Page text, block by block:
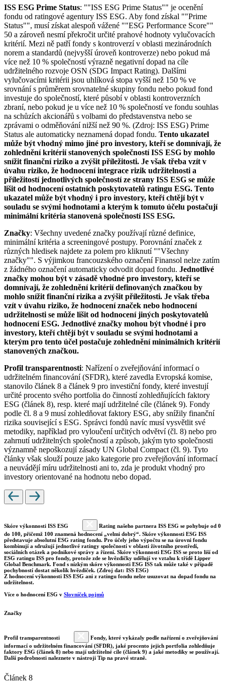
ISS ESG Prime Status: ""ISS ESG Prime Status"" je ocenění
fondu od ratingové agentury ISS ESG. Aby fond získal ""Prime
Status"", musí získat alespoň vážené ""ESG Performance Score""
50 a zároveň nesmí překročit určité prahové hodnoty vylučovacích
kritérií. Mezi ně patří fondy s kontroverzí v oblasti mezinárodních
norem a standardů (nejvyšší úroveň kontroverze) nebo pokud má
více než 10 % společností výrazně negativní dopad na cíle
udržitelného rozvoje OSN (SDG Impact Rating). Dalšími
vylučovacími kritérii jsou uhlíková stopa vyšší než 150 % ve
srovnání s průměrem srovnatelné skupiny fondu nebo pokud fond
investuje do společností, které působí v oblasti kontroverzních
zbraní, nebo pokud je u více než 10 % společností ve fondu souhlas
na schůzích akcionářů s volbami do představenstva nebo se
zprávami o odměňování nižší než 90 %. (Zdroj: ISS ESG) Prime
Status ale automaticky neznamená dopad fondu. Tento ukazatel
může být vhodný mimo jiné pro investory, kteří se domnívají, že
zohlednění kritérií stanovených společností ISS ESG by mohlo
snížit finanční riziko a zvýšit příležitosti. Je však třeba vzít v
úvahu riziko, že hodnocení integrace rizik udržitelnosti a
příležitostí jednotlivých společností ze strany ISS ESG se může
lišit od hodnocení ostatních poskytovatelů ratingu ESG. Tento
ukazatel může být vhodný i pro investory, kteří chtějí být v
souladu se svými hodnotami a kterým k tomuto účelu postačují
minimální kritéria stanovená společností ISS ESG.
Značky: Všechny uvedené značky používají různé definice,
minimální kritéria a screeningové postupy. Porovnání značek z
různých hledisek najdete za polem pro kliknutí ""Všechny
značky"". S výjimkou francouzského označení Finansol nelze zatím
z žádného označení automaticky odvodit dopad fondu. Jednotlivé
značky mohou být v zásadě vhodné pro investory, kteří se
domnívají, že zohlednění kritérií definovaných značkou by
mohlo snížit finanční rizika a zvýšit příležitosti. Je však třeba
vzít v úvahu riziko, že hodnocení značek nebo hodnocení
udržitelnosti se může lišit od hodnocení jiných poskytovatelů
hodnocení ESG. Jednotlivé značky mohou být vhodné i pro
investory, kteří chtějí být v souladu se svými hodnotami a
kterým pro tento účel postačuje zohlednění minimálních kritérií
stanovených značkou.
Profil transparentnosti: Nařízení o zveřejňování informací o
udržitelném financování (SFDR), které zavedla Evropská komise,
stanovilo článek 8 a článek 9 pro investiční fondy, které investují
určité procento svého portfolia do činností zohledňujících faktory
ESG (článek 8), resp. které mají udržitelné cíle (článek 9). Fondy
podle čl. 8 a 9 musí zohledňovat faktory ESG, aby snížily finanční
rizika související s ESG. Správci fondů navíc musí vysvětlit své
metodiky, například pro vyloučení určitých odvětví (čl. 8) nebo pro
zahrnutí udržitelných společností a způsob, jakým tyto společnosti
významně nepoškozují zásady UN Global Compact (čl. 9). Tyto
články však slouží pouze jako kategorie pro zveřejňování informací
a neuvádějí míru udržitelnosti ani to, zda je produkt vhodný pro
investory orientované na hodnotu nebo dopad.
Skóre výkonnosti ISS ESG
Rating našeho partnera ISS ESG se pohybuje od 0
do 100, přičemž 100 znamená hodnocení „velmi dobrý“. Skóre výkonnosti ESG ISS
představuje absolutní ESG rating fondu. Pro účely jeho výpočtu se na úrovni fondu
kombinují a sdružují jednotlivé ratingy společností v oblasti životního prostředí,
sociálních otázek a podnikové správy a řízení. Skóre výkonnosti ESG ISS se proto liší od
ESG ratingu ISS pro fondy, protože zde se hvězdičky udělují ve vztahu k třídě Lipper
Global Benchmark. Fond s nízkým skóre výkonnosti ESG ISS tak může také v případě
pochybností dostat několik hvězdiček. (Zdroj dat: ISS ESG)
Z hodnocení výkonnosti ISS ESG ani z ratingu fondu nelze usuzovat na dopad fondu na
udržitelnost.
Více o hodnocení ESG v Slovníček pojmů
Značky
Profil transparentnosti
Fondy, které vykázaly podle nařízení o zveřejňování
informací o udržitelném financování (SFDR), jaké procento jejich portfolia zohledňuje
faktory ESG (článek 8) nebo mají udržitelné cíle (článek 9) a jaké metodiky se používají.
Další podrobnosti naleznete v nástroji Tip na pravé straně.
Článek 8